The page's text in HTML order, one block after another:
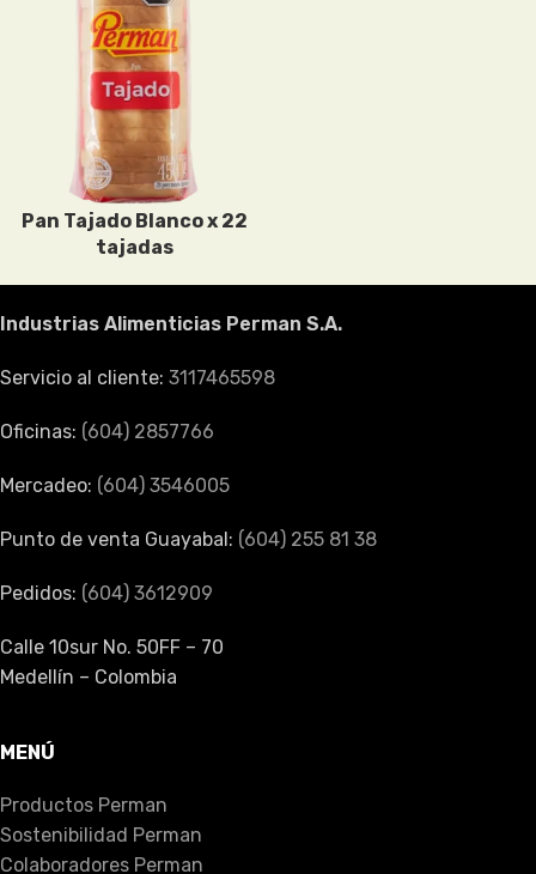
Pan Tajado Blanco x 22
tajadas
Industrias Alimenticias Perman S.A.
Servicio al cliente: 3117465598
Oficinas: (604) 2857766
Mercadeo: (604) 3546005
Punto de venta Guayabal: (604) 255 81 38
Pedidos: (604) 3612909
Calle 10sur No. 50FF – 70
Medellín – Colombia
MENÚ
Productos Perman
Sostenibilidad Perman
Colaboradores Perman